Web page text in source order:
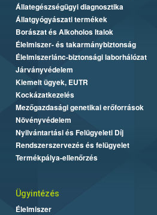
Állategészségügyi diagnosztika
Állatgyógyászati termékek
Borászat és Alkoholos Italok
Élelmiszer- és takarmánybiztonság
Élelmiszerlánc-biztonsági laborhálózat
Járványvédelem
Kiemelt ügyek, EUTR
Kockázatkezelés
Mezőgazdasági genetikai erőforrások
Növényvédelem
Nyilvántartási és Felügyeleti Díj
Rendszerszervezés és felügyelet
Termékpálya-ellenőrzés
Ügyintézés
Élelmiszer